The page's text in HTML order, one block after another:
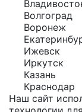
Волгоград
Воронеж
Ижевск
Иркутск
Казань
Краснодар
Наш сайт